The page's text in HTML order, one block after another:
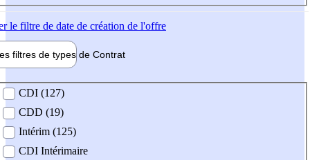
le filtre de date de création de l'offre
filtres de types de Contrat
contrat
CDI (127)
CDD (19)
Intérim (125)
CDI Intérimaire